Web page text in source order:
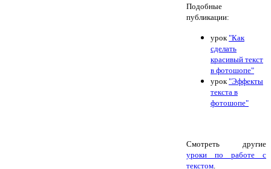
Подобные
публикации:
урок"Как
сделать
красивый текст
в фотошопе"
урок"Эффекты
текста в
фотошопе"
Смотреть другие
уроки по работе с
текстом.